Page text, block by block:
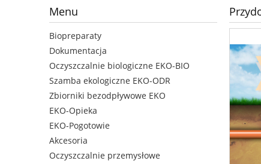
Menu
Biopreparaty
Dokumentacja
Oczyszczalnie biologiczne EKO-BIO
Szamba ekologiczne EKO-ODR
Zbiorniki bezodpływowe EKO
EKO-Opieka
EKO-Pogotowie
Akcesoria
Oczyszczalnie przemysłowe